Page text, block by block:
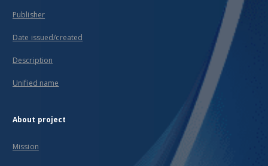
Publisher
Date issued/created
Description
Unified name
About project
Mission